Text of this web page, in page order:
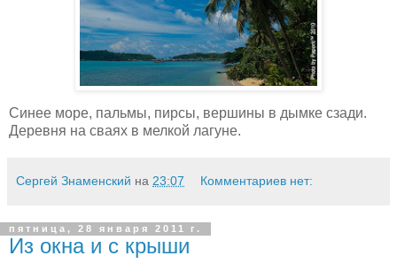
Синее море, пальмы, пирсы, вершины в дымке сзади.
Деревня на сваях в мелкой лагуне.
Сергей Знаменский на 23:07 Комментариев нет:
пятница, 28 января 2011 г.
Из окна и с крыши